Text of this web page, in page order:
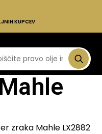
KUPCEV
zraka Mahle LX2882